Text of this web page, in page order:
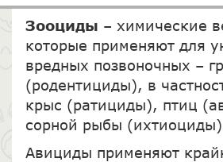
Зооциды – химические
которые применяют для
вредных позвоночных –
(родентициды), в
крыс (ратициды), птиц
сорной рыбы
Авициды применяют